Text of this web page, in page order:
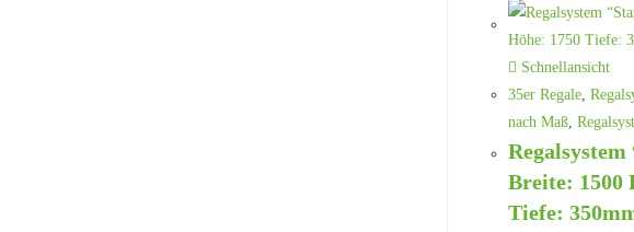
Schnellansicht
35er Regale
nach Maß
Breite: 1500
Tiefe: